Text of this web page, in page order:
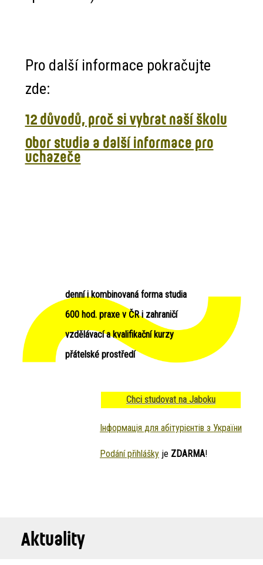
Pro další informace pokračujte
zde:
12 důvodů, proč si vybrat naší školu
Obor studia a další informace pro
uchazeče
denní i kombinovaná forma studia
600 hod. praxe v ČR i zahraničí
vzdělávací a kvalifikační kurzy
přátelské prostředí
Chci studovat na Jaboku
Інформація для абітурієнтів з України
Podání přihlášky je ZDARMA!
Aktuality